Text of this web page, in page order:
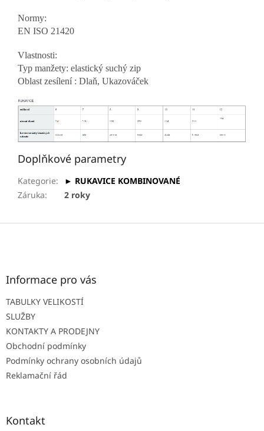
Normy:
EN ISO 21420
Vlastnosti:
Typ manžety: elastický suchý zip
Oblast zesílení : Dlaň, Ukazováček
Doplňkové parametry
Kategorie:
► RUKAVICE KOMBINOVANÉ
Záruka: 2 roky
Z
Informace pro vás
TABULKY VELIKOSTÍ
SLUŽBY
KONTAKTY A PRODEJNY
Obchodní podmínky
Podmínky ochrany osobních údajů
Reklamační řád
Kontakt